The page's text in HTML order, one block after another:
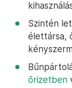
Szintén
élettársa,
őrizetben